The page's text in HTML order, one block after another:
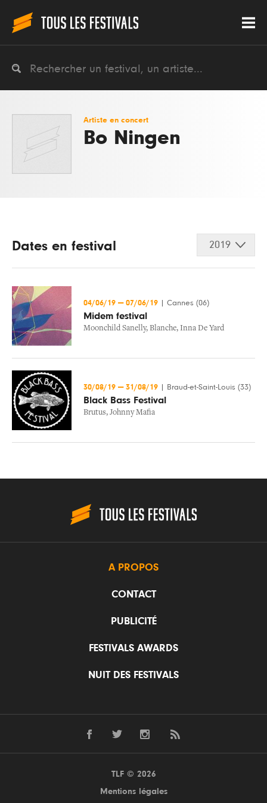
Artiste en concert
Bo Ningen
Dates en festival 2019
04/06/19 — 07/06/19 Cannes (06)
Midem festival
Moonchild Sanelly, Blanche, Inna De Yard
30/08/19 — 31/08/19 Braud-et-Saint-Louis (33)
Black Bass Festival
Brutus, Johnny Mafia
A PROPOS
CONTACT
PUBLICITÉ
FESTIVALS AWARDS
NUIT DES FESTIVALS
TLF © 2026
Mentions légales